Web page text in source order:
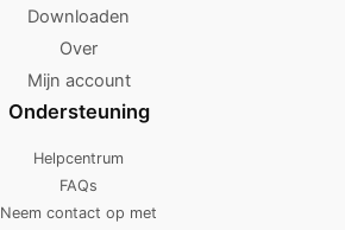
Downloaden
Over
Mijn account
Ondersteuning
Helpcentrum
FAQs
Neem contact op met